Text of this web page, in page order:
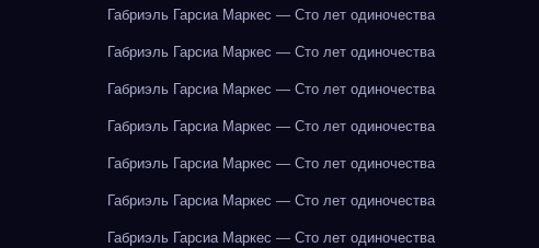
Габриэль Гарсиа Маркес — Сто лет одиночества
Габриэль Гарсиа Маркес — Сто лет одиночества
Габриэль Гарсиа Маркес — Сто лет одиночества
Габриэль Гарсиа Маркес — Сто лет одиночества
Габриэль Гарсиа Маркес — Сто лет одиночества
Габриэль Гарсиа Маркес — Сто лет одиночества
Габриэль Гарсиа Маркес — Сто лет одиночества